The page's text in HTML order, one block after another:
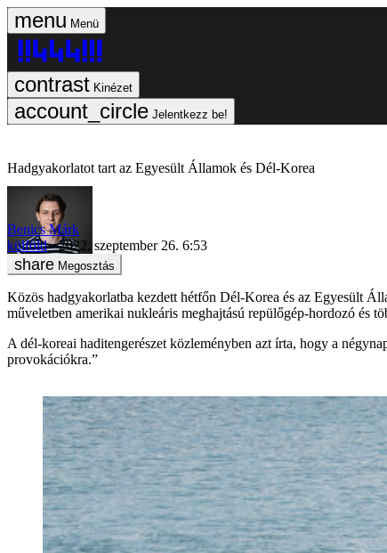
Menü
Kinézet
Jelentkezz be!
Hadgyakorlatot tart az Egyesült Államok és Dél-Korea
Benics Márk
külföld
2022. szeptember 26. 6:53
Megosztás
Közös hadgyakorlatba kezdett hétfőn Dél-Korea és az Egyesült
műveletben amerikai nukleáris meghajtású repülőgép-hordozó és
A dél-koreai haditengerészet közleményben azt írta, hogy a
provokációkra.”